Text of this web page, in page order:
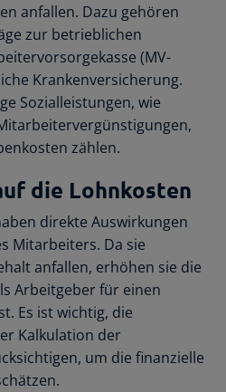
anfallen. Dazu gehören
zur betrieblichen
(MV-
Krankenversicherung.
Sozialleistungen, wie
zählen.
die Lohnkosten
direkte Auswirkungen
Mitarbeiters. Da sie
anfallen, erhöhen sie die
Arbeitgeber für einen
Es ist wichtig, die
Kalkulation der
um die finanzielle